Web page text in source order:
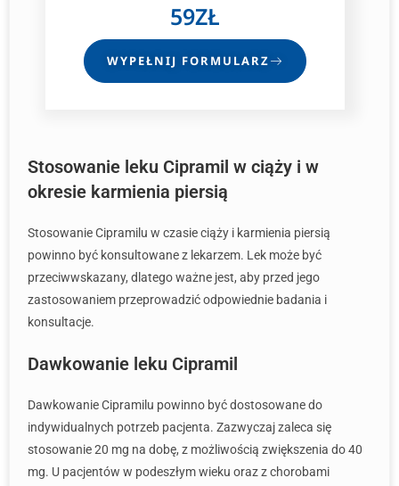
59ZŁ
WYPEŁNIJ FORMULARZ
Stosowanie leku Cipramil w ciąży i w
okresie karmienia piersią
Stosowanie Cipramilu w czasie ciąży i karmienia piersią
powinno być konsultowane z lekarzem. Lek może być
przeciwwskazany, dlatego ważne jest, aby przed jego
zastosowaniem przeprowadzić odpowiednie badania i
konsultacje.
Dawkowanie leku Cipramil
Dawkowanie Cipramilu powinno być dostosowane do
indywidualnych potrzeb pacjenta. Zazwyczaj zaleca się
stosowanie 20 mg na dobę, z możliwością zwiększenia do 40
mg. U pacjentów w podeszłym wieku oraz z chorobami